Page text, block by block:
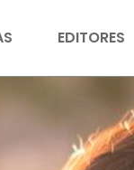
EDITORES